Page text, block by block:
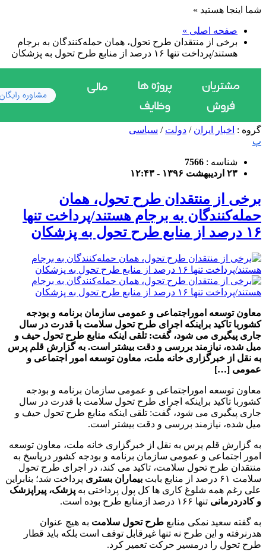
شما اینجا هستید »
صفحه اصلی »
برخی از منتقدان طرح تحول، همان حمله‌کنندگان به برجام
هستند/پرداخت تنها ۱۶ درصد از منابع طرح تحول به پزشکان
گروه : اخبار ایران / دولت / سیاسی
پ
شناسه : 7566
۲۳ اردیبهشت ۱۳۹۶ - ۱۲:۴۳
برخی از منتقدان طرح تحول، همان
حمله‌کنندگان به برجام هستند/پرداخت تنها
۱۶ درصد از منابع طرح تحول به پزشکان
معاون توسعه اموراجتماعی و عمومی سازمان برنامه و بودجه
کشوربا تاکید براینکه اجرای طرح تحول سلامت با قدرت در سال
جاری پیگیری می شود، گفت: تلقی اینکه منابع طرح تحول حیف و
میل شده، نیازمند بررسی و دقت بیشتر است. به گزارش قلم پرس
به نقل از خبرگزاری خانه ملت، معاون توسعه امور اجتماعی و
عمومی […]
معاون توسعه اموراجتماعی و عمومی سازمان برنامه و بودجه
کشوربا تاکید براینکه اجرای طرح تحول سلامت با قدرت در سال
جاری پیگیری می شود، گفت: تلقی اینکه منابع طرح تحول حیف و
میل شده، نیازمند بررسی و دقت بیشتر است.
به گزارش قلم پرس به نقل از خبرگزاری خانه ملت، معاون توسعه
امور اجتماعی و عمومی سازمان برنامه و بودجه کشور درپاسخ به
منتقدان طرح تحول سلامت، تاکید می کند، در اجرای طرح تحول
سلامت ۶۱ درصد از منابع بابت
بیماران بستری پرداخت شد؛ بنابراین
علی رغم همه شلوغ کاری ها کل پول پرداختی به پزشک، پیراپزشک
و کادردرمانی تنها ۱۶۶ درصد ازمنابع طرح بوده است.
به گفته سعید نمکی منابع طرح تحول سلامت به هیچ عنوان
هدرنرفته و این طرح نه تنها غیرقابل توقف است بلکه باید قطار
طرح تحول را درمسیر حرکت تعمیر کرد.